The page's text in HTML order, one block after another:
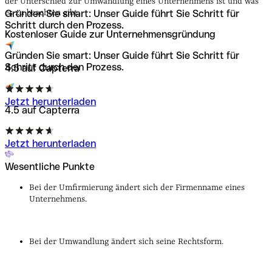
Gründen Sie smart: Unser Guide führt Sie Schritt für
Schritt durch den Prozess.
4.5 auf Capterra
Jetzt herunterladen
es zu beachten gibt.
Kostenloser Guide zur Unternehmens­gründung
Gründen Sie smart: Unser Guide führt Sie Schritt für
Schritt durch den Prozess.
4.5 auf Capterra
Jetzt herunterladen
Wesentliche Punkte
Bei der Umfirmierung ändert sich der Firmenname eines
Unternehmens.
Bei der Umwandlung ändert sich seine Rechtsform.